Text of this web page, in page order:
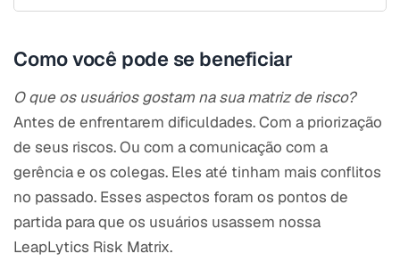
Como você pode se beneficiar
O que os usuários gostam na sua matriz de risco?
Antes de enfrentarem dificuldades. Com a priorização
de seus riscos. Ou com a comunicação com a
gerência e os colegas. Eles até tinham mais conflitos
no passado. Esses aspectos foram os pontos de
partida para que os usuários usassem nossa
LeapLytics Risk Matrix.